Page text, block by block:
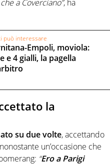
a Coverciano”, ha
può interessare
Empoli, moviola:
e 4 gialli, la pagella
la
su due volte, accettando
un’occasione che
“Ero a Parigi